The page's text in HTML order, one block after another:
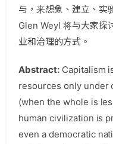
与，来想象、建立、实
Glen Weyl 将与大家探
业和治理的方式。
Abstract:Capitalism
resources only under
(when the whole is
human civilization is
even a democratic